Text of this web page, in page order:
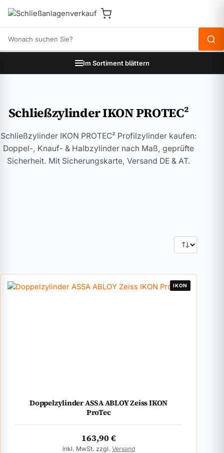
Im Sortiment blättern
Schließzylinder IKON PROTEC²
Schließzylinder IKON PROTEC² Profilzylinder kaufen:
Doppel-, Knauf- & Halbzylinder nach Maß, geprüfte
Sicherheit. Mit Sicherungskarte, Versand DE & AT.
IKON
Doppelzylinder ASSA ABLOY Zeiss IKON
ProTec
163,90€
inkl. MwSt. zzgl. Versand